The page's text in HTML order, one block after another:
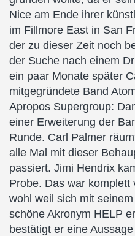
Nice am Ende ihrer
im Fillmore East in San
der zu dieser Zeit noch
der Suche nach einem
ein paar Monate später
mitgegründete Band
Apropos Supergroup:
einer Erweiterung der
Runde. Carl Palmer
alle Mal mit dieser
passiert. Jimi Hendrix
Probe. Das war komplett
wohl weil sich mit
schöne Akronym HELP
bestätigt er eine